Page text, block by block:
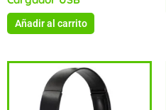
Añadir al carrito